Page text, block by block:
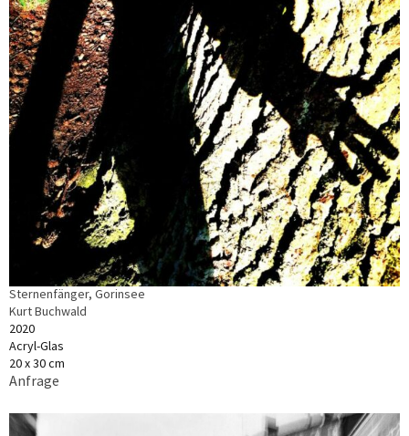
Sternenfänger, Gorinsee
Kurt Buchwald
2020
Acryl-Glas
20 x 30 cm
Anfrage